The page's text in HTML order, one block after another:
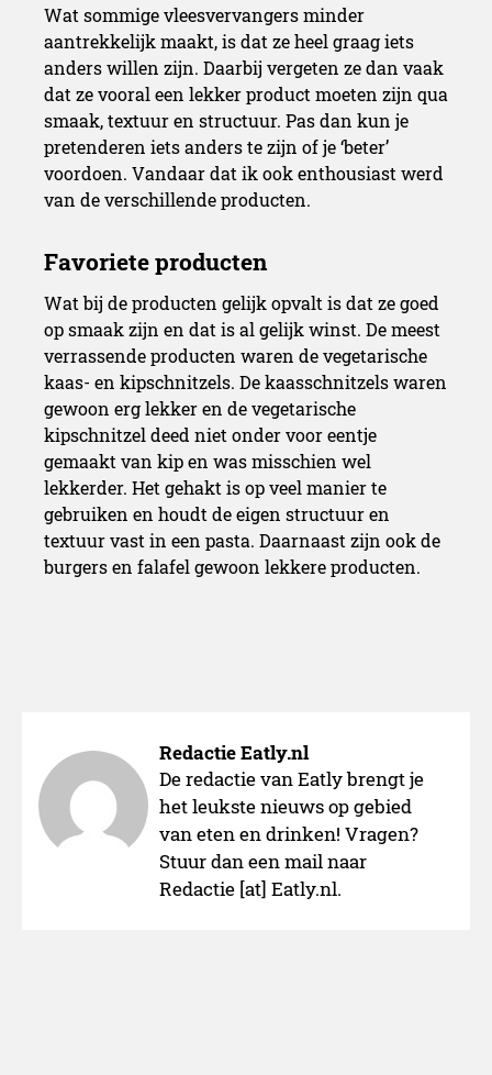
Wat sommige vleesvervangers minder
aantrekkelijk maakt, is dat ze heel graag iets
anders willen zijn. Daarbij vergeten ze dan vaak
dat ze vooral een lekker product moeten zijn qua
smaak, textuur en structuur. Pas dan kun je
pretenderen iets anders te zijn of je ‘beter’
voordoen. Vandaar dat ik ook enthousiast werd
van de verschillende producten.
Wat bij de producten gelijk opvalt is dat ze goed
op smaak zijn en dat is al gelijk winst. De meest
verrassende producten waren de vegetarische
kaas- en kipschnitzels. De kaasschnitzels waren
gewoon erg lekker en de vegetarische
kipschnitzel deed niet onder voor eentje
gemaakt van kip en was misschien wel
lekkerder. Het gehakt is op veel manier te
gebruiken en houdt de eigen structuur en
textuur vast in een pasta. Daarnaast zijn ook de
burgers en falafel gewoon lekkere producten.
Redactie Eatly.nl
De redactie van Eatly brengt je
het leukste nieuws op gebied
van eten en drinken! Vragen?
Stuur dan een mail naar
Redactie [at] Eatly.nl.